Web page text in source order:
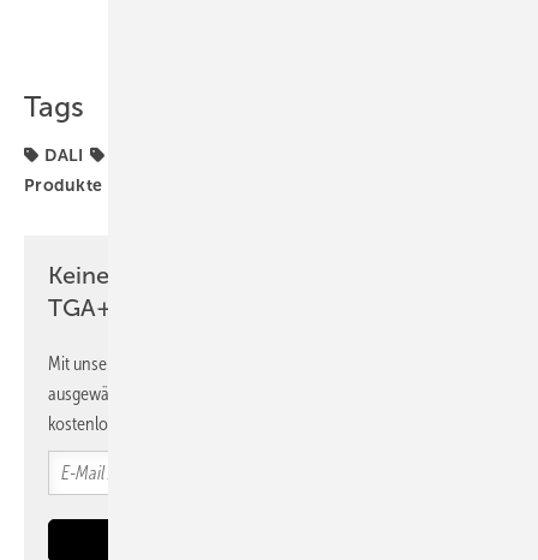
Tags
DALI
Produkte
Keine Zeit? Kein Problem mit dem
TGA+E Newsletter!
Mit unserem Newsletter erhalten Sie regelmäßig von uns
ausgewählte Informationen und Neuigkeiten, gebündelt und
kostenlos direkt ins Postfach.